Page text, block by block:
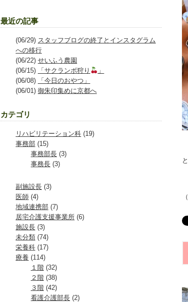
最近の記事
(06/29) スタッフブログの終了とインスタグラム
への移行
(06/22) せいふう農園
(06/15)
「サクランボ狩り
」
(06/08)
「今日のおやつ」
(06/01) 御朱印集めに京都へ
カテゴリ
リハビリテーション科 (19)
事務部 (15)
事務部長 (3)
事務長 (3)
副施設長 (3)
医師 (4)
地域連携部 (7)
居宅介護支援事業所 (6)
施設長 (3)
未分類 (74)
栄養科 (17)
療養 (114)
１階 (32)
２階 (38)
３階 (42)
看護介護部長 (2)